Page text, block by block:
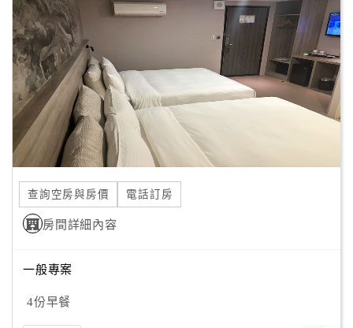
查詢空房與房價 電話訂房
房間詳細內容
一般專案
4份早餐